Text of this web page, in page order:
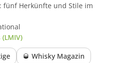
fünf Herkünfte und Stile im
🥃 Whisky Magazin